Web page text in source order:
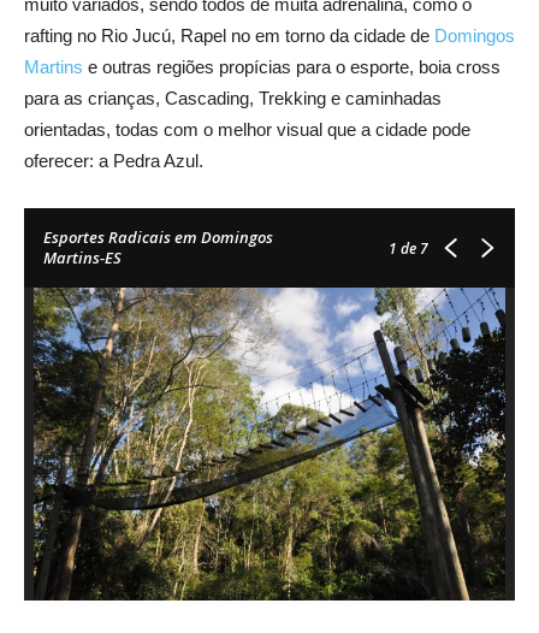
muito variados, sendo todos de muita adrenalina, como o
rafting no Rio Jucú, Rapel no em torno da cidade de Domingos
Martins e outras regiões propícias para o esporte, boia cross
para as crianças, Cascading, Trekking e caminhadas
orientadas, todas com o melhor visual que a cidade pode
oferecer: a Pedra Azul.
Esportes Radicais em Domingos
Martins-ES
1 de 7